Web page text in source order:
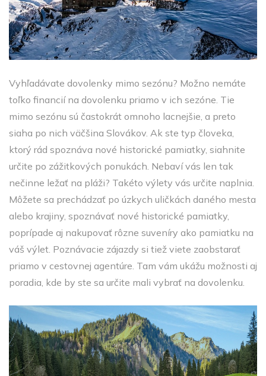
Vyhľadávate dovolenky mimo sezónu? Možno nemáte
toľko financií na dovolenku priamo v ich sezóne. Tie
mimo sezónu sú častokrát omnoho lacnejšie, a preto
siaha po nich väčšina Slovákov. Ak ste typ človeka,
ktorý rád spoznáva nové historické pamiatky, siahnite
určite po zážitkových ponukách. Nebaví vás len tak
nečinne ležať na pláži? Takéto výlety vás určite naplnia.
Môžete sa prechádzať po úzkych uličkách daného mesta
alebo krajiny, spoznávať nové historické pamiatky,
poprípade aj nakupovať rôzne suveníry ako pamiatku na
váš výlet. Poznávacie zájazdy si tiež viete zaobstarať
priamo v cestovnej agentúre. Tam vám ukážu možnosti aj
poradia, kde by ste sa určite mali vybrať na dovolenku.